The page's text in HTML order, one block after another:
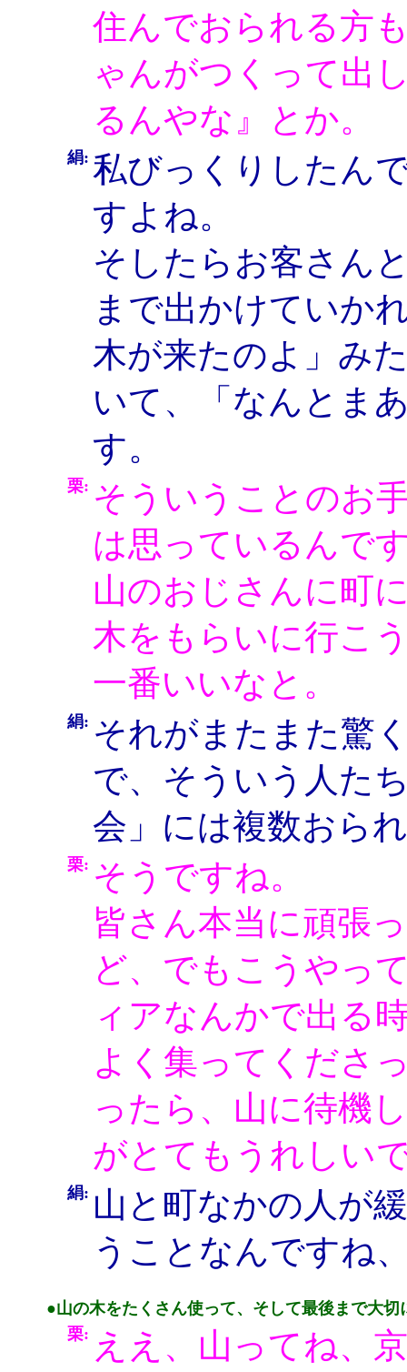
住んでおられる方
ゃんがつくって出
るんやな』とか。
絹: 私びっくりしたん
すよね。
そしたらお客さん
まで出かけていか
木が来たのよ」み
いて、「なんとま
す。
栗: そういうことのお
は思っているんで
山のおじさんに町
木をもらいに行こ
一番いいなと。
絹: それがまたまた驚
で、そういう人た
会」には複数おら
栗: そうですね。
皆さん本当に頑張
ど、でもこうやっ
ィアなんかで出る
よく集ってくださ
ったら、山に待機
がとてもうれしい
絹: 山と町なかの人が
うことなんですね
●山の木をたくさん使って、そして最後まで大切
栗: ええ、山ってね、